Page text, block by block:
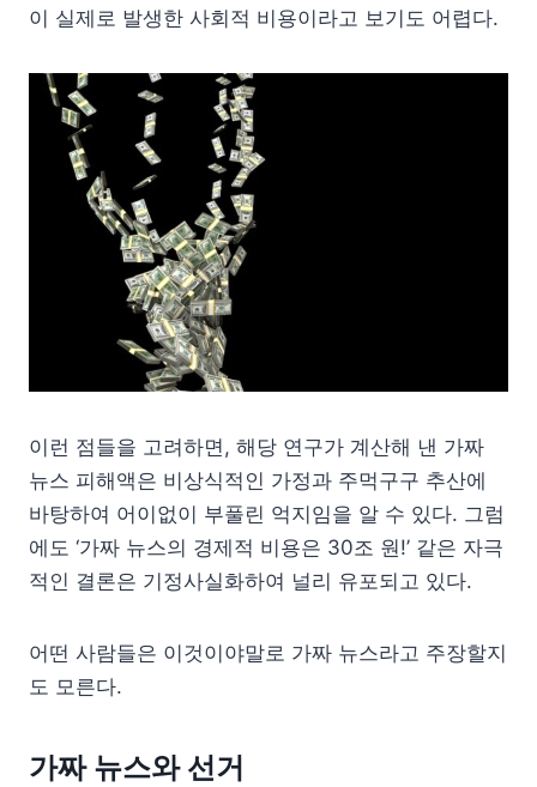
이 실제로 발생한 사회적 비용이라고 보기도 어렵다.
이런 점들을 고려하면, 해당 연구가 계산해 낸 가짜
뉴스 피해액은 비상식적인 가정과 주먹구구 추산에
바탕하여 어이없이 부풀린 억지임을 알 수 있다. 그럼
에도 ‘가짜 뉴스의 경제적 비용은 30조 원!’ 같은 자극
적인 결론은 기정사실화하여 널리 유포되고 있다.
어떤 사람들은 이것이야말로 가짜 뉴스라고 주장할지
도 모른다.
가짜 뉴스와 선거